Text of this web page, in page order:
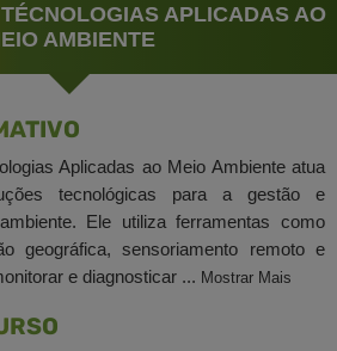
APLICADAS AO
AMBIENTE
Aplicadas ao Meio Ambiente atua
tecnológicas para a gestão e
Ele utiliza ferramentas como
geográfica, sensoriamento remoto e
e diagnosticar ... Mostrar Mais